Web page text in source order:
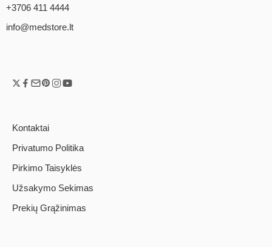
+3706 411 4444
info@medstore.lt
Kontaktai
Privatumo Politika
Pirkimo Taisyklės
Užsakymo Sekimas
Prekių Grąžinimas